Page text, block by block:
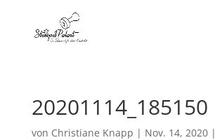
20201114_185150
von Christiane Knapp | Nov. 14, 2020|